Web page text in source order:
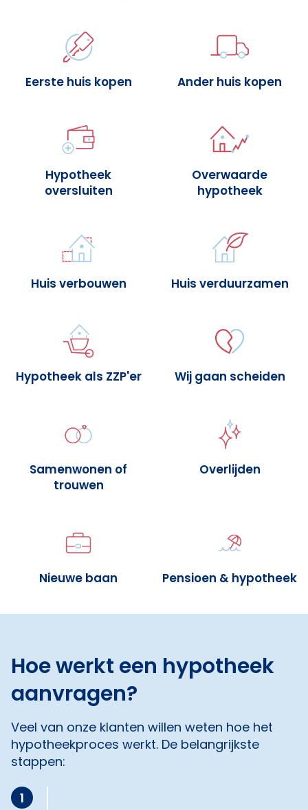
Eerste huis kopen Ander huis kopen
Hypotheek
oversluiten
Overwaarde
hypotheek
Huis verbouwen Huis verduurzamen
Hypotheek als ZZP'er Wij gaan scheiden
Samenwonen of
trouwen
Overlijden
Nieuwe baan Pensioen & hypotheek
Hoe werkt een hypotheek
aanvragen?
Veel van onze klanten willen weten hoe het
hypotheekproces werkt. De belangrijkste
stappen:
1